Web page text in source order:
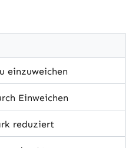
einzuweichen
Einweichen
reduziert